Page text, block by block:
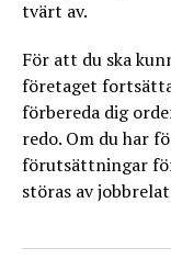
tvärt av.
För att du ska
företaget
förbereda dig
redo. Om du har
förutsättningar
störas av